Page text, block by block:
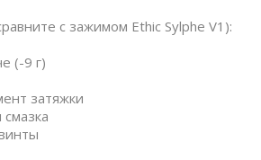
с зажимом Ethic Sylphe V1):
(-9 г)
затяжки